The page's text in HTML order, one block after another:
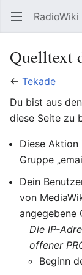
Hauptmenü öffnen RadioWiki
Quelltext
← Tekade
Du bist aus
diese Seite zu
Diese
Gruppe
Dein
von
angegebene
Die IP-
offener
Beginn